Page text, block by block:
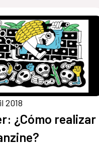
2018
¿Cómo realizar